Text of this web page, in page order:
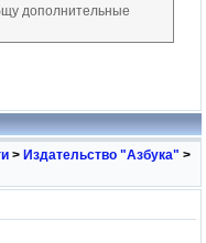
дополнительные
> Издательство "Азбука" >